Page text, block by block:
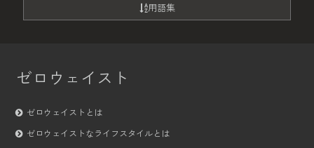
用語集
ゼロウェイスト
ゼロウェイストとは
ゼロウェイストなライフスタイルとは